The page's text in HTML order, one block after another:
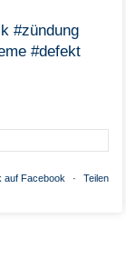
#zündung
#defekt
auf Facebook · Teilen